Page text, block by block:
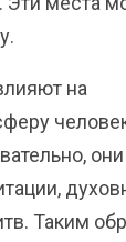
на
Таким